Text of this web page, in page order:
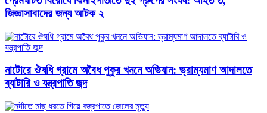
জিজ্ঞাসাবাদের জন্য আটক ২
নাটোরে ঔষধি গ্রামে অবৈধ পুকুর খননে অভিযান: ভ্রাম্যমাণ আদালতে
ব্যাটারি ও যন্ত্রপাতি জব্দ